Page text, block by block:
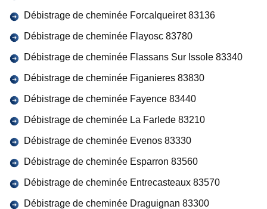
Débistrage de cheminée Forcalqueiret 83136
Débistrage de cheminée Flayosc 83780
Débistrage de cheminée Flassans Sur Issole 83340
Débistrage de cheminée Figanieres 83830
Débistrage de cheminée Fayence 83440
Débistrage de cheminée La Farlede 83210
Débistrage de cheminée Evenos 83330
Débistrage de cheminée Esparron 83560
Débistrage de cheminée Entrecasteaux 83570
Débistrage de cheminée Draguignan 83300